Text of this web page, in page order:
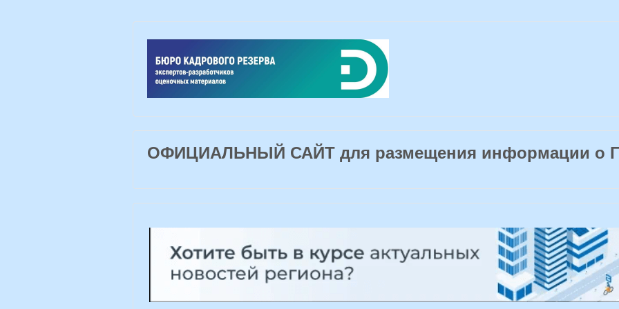
ОФИЦИАЛЬНЫЙ САЙТ для размещения информации о